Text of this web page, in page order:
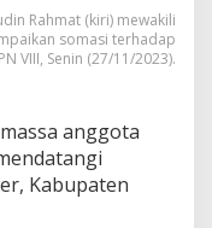
Rahmat (kiri) mewakili
somasi terhadap
VIII, Senin (27/11/2023).
anggota
Kabupaten